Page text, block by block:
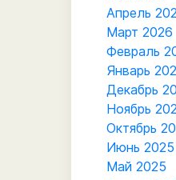
Апрель
Март 2026
Февраль
Январь
Декабрь
Ноябрь
Октябрь
Июнь 2025
Май 2025